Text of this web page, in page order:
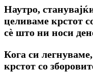
Наутро,
целиваме крстот
сѐ што ни носи
Кога си
крстот co